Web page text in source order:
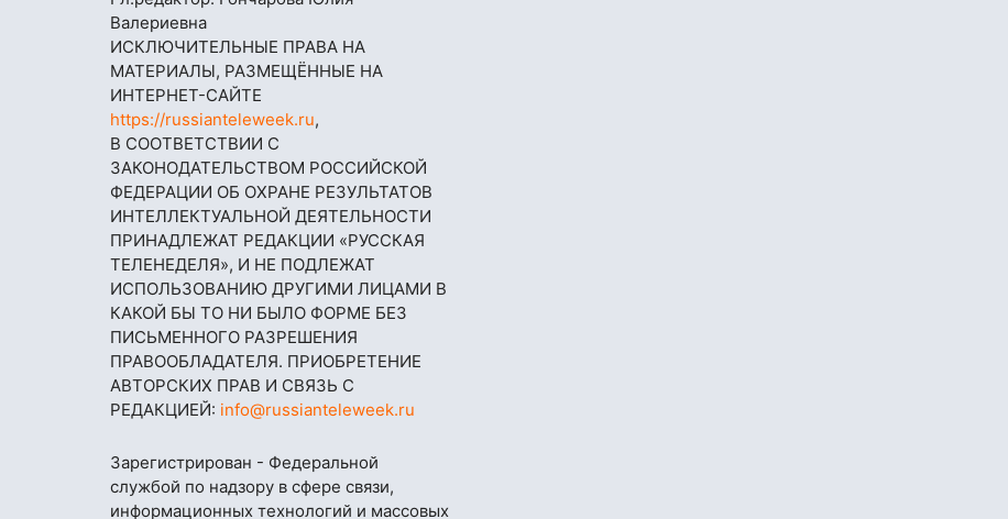
Валериевна
ИСКЛЮЧИТЕЛЬНЫЕ ПРАВА НА
МАТЕРИАЛЫ, РАЗМЕЩЁННЫЕ НА
ИНТЕРНЕТ-САЙТЕ
https://russianteleweek.ru,
В СООТВЕТСТВИИ С
ЗАКОНОДАТЕЛЬСТВОМ РОССИЙСКОЙ
ФЕДЕРАЦИИ ОБ ОХРАНЕ РЕЗУЛЬТАТОВ
ИНТЕЛЛЕКТУАЛЬНОЙ ДЕЯТЕЛЬНОСТИ
ПРИНАДЛЕЖАТ РЕДАКЦИИ «РУССКАЯ
ТЕЛЕНЕДЕЛЯ», И НЕ ПОДЛЕЖАТ
ИСПОЛЬЗОВАНИЮ ДРУГИМИ ЛИЦАМИ В
КАКОЙ БЫ ТО НИ БЫЛО ФОРМЕ БЕЗ
ПИСЬМЕННОГО РАЗРЕШЕНИЯ
ПРАВООБЛАДАТЕЛЯ. ПРИОБРЕТЕНИЕ
АВТОРСКИХ ПРАВ И СВЯЗЬ С
РЕДАКЦИЕЙ: info@russianteleweek.ru
Зарегистрирован - Федеральной
службой по надзору в сфере связи,
информационных технологий и массовых